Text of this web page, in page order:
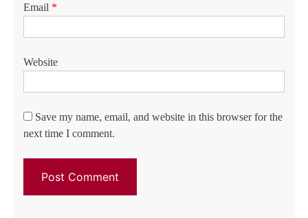
Email *
Website
Save my name, email, and website in this browser for the
next time I comment.